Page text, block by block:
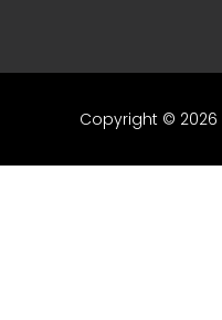
Copyright © 2026